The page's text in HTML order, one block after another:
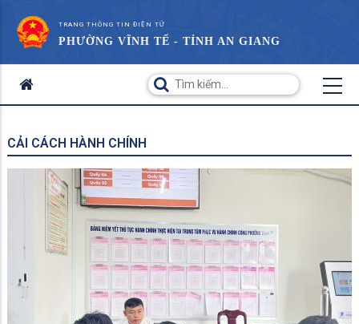
TRANG THÔNG TIN ĐIỆN TỬ
PHƯỜNG VĨNH TẾ - TỈNH AN GIANG
CẢI CÁCH HÀNH CHÍNH